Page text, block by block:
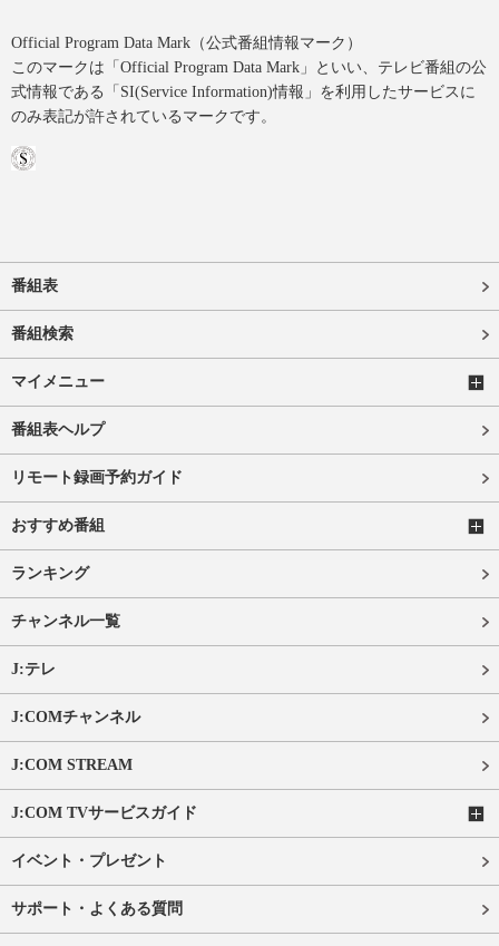
Official Program Data Mark（公式番組情報マーク）
このマークは「Official Program Data Mark」といい、テレビ番組の公
式情報である「SI(Service Information)情報」を利用したサービスに
のみ表記が許されているマークです。
番組表
番組検索
マイメニュー
番組表ヘルプ
リモート録画予約ガイド
おすすめ番組
ランキング
チャンネル一覧
J:テレ
J:COMチャンネル
J:COM STREAM
J:COM TVサービスガイド
イベント・プレゼント
サポート・よくある質問